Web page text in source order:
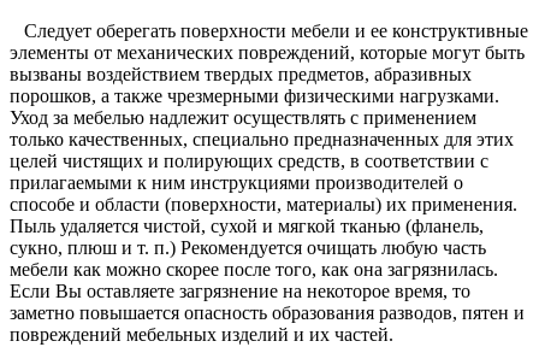
Следует оберегать поверхности мебели и ее конструктивные
элементы от механических повреждений, которые могут быть
вызваны воздействием твердых предметов, абразивных
порошков, а также чрезмерными физическими нагрузками.
Уход за мебелью надлежит осуществлять с применением
только качественных, специально предназначенных для этих
целей чистящих и полирующих средств, в соответствии с
прилагаемыми к ним инструкциями производителей о
способе и области (поверхности, материалы) их применения.
Пыль удаляется чистой, сухой и мягкой тканью (фланель,
сукно, плюш и т. п.) Рекомендуется очищать любую часть
мебели как можно скорее после того, как она загрязнилась.
Если Вы оставляете загрязнение на некоторое время, то
заметно повышается опасность образования разводов, пятен и
повреждений мебельных изделий и их частей.